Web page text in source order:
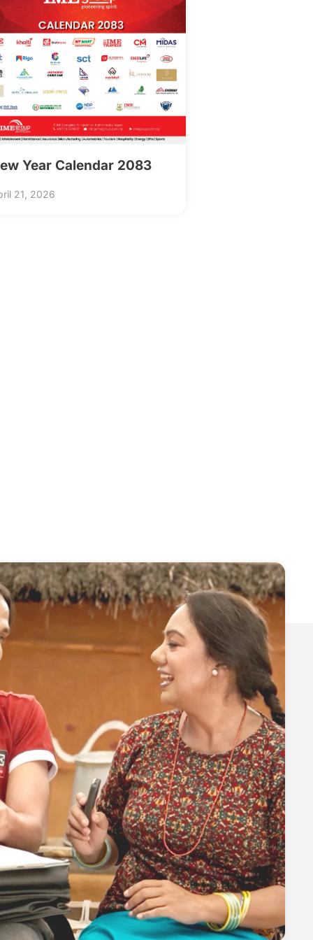
Year Calendar 2083
21, 2026
Grievance
IME Group
About IME Remit
Board of Directors
Chief Executive Officer
General Manager
Journey